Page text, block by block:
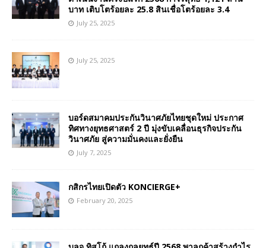
บาท เติบโตร้อยละ 25.8 สินเชื่อโตร้อยละ 3.4
July 25, 2025
July 25, 2025
บอร์ดสมาคมประกันวินาศภัยไทยชุดใหม่ ประกาศ
ทิศทางยุทธศาสตร์ 2 ปี มุ่งขับเคลื่อนธุรกิจประกัน
วินาศภัย สู่ความมั่นคงและยั่งยืน
July 7, 2025
กสิกรไทยเปิดตัว KONCIERGE+
February 20, 2025